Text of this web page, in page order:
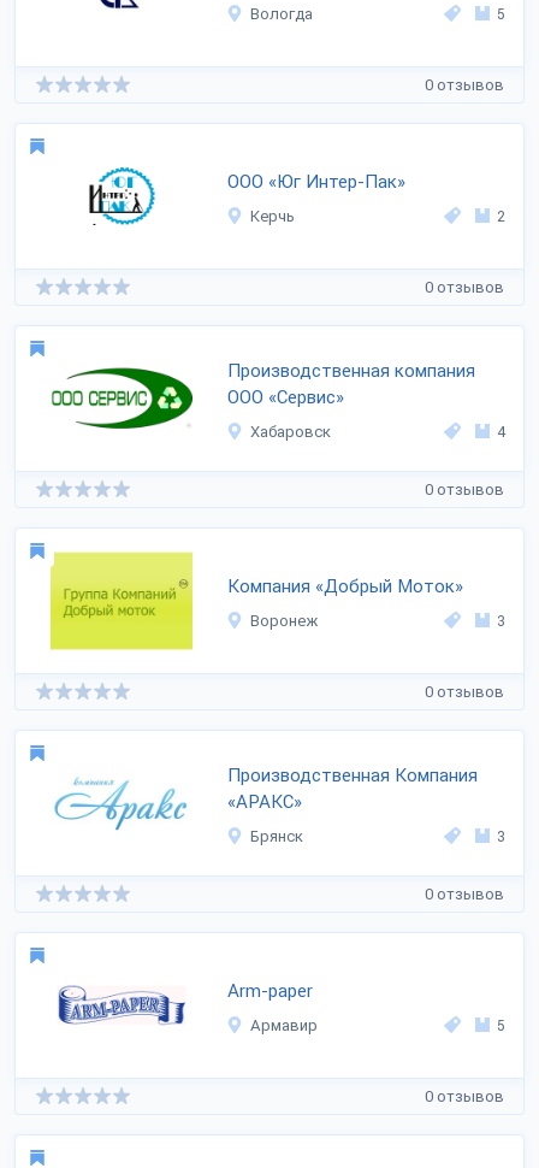
Вологда 5
0 отзывов
ООО «Юг Интер-Пак»
Керчь 2
0 отзывов
Производственная компания
ООО «Сервис»
Хабаровск 4
0 отзывов
Компания «Добрый Моток»
Воронеж 3
0 отзывов
Производственная Компания
«АРАКС»
Брянск 3
0 отзывов
Arm-paper
Армавир 5
0 отзывов